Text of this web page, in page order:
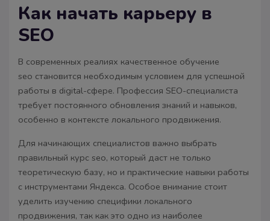
Как начать карьеру в
SEO
В современных реалиях качественное обучение
seo становится необходимым условием для успешной
работы в digital-сфере. Профессия SEO-специалиста
требует постоянного обновления знаний и навыков,
особенно в контексте локального продвижения.
Для начинающих специалистов важно выбрать
правильный курс seo, который даст не только
теоретическую базу, но и практические навыки работы
с инструментами Яндекса. Особое внимание стоит
уделить изучению специфики локального
продвижения, так как это одно из наиболее